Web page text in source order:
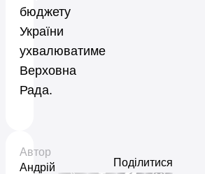
бюджету
України
ухвалюватиме
Верховна
Рада.
Автор
Андрій
Поділитися